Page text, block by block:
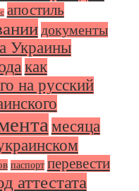
апостиль
документы
Украины
как
на русский
месяца
паспорт перевести
аттестата